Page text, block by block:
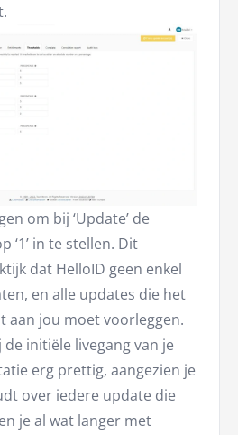
om bij ‘Update’ de
‘1’ in te stellen. Dit
dat HelloID geen enkel
en alle updates die het
aan jou moet voorleggen.
initiële livegang van je
erg prettig, aangezien je
over iedere update die
je al wat langer met